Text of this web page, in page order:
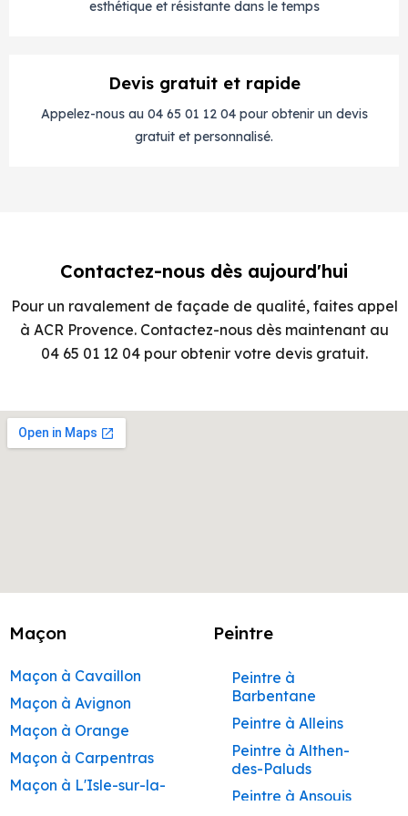
esthétique et résistante dans le temps
Devis gratuit et rapide
Appelez-nous au 04 65 01 12 04 pour obtenir un devis
gratuit et personnalisé.
Contactez-nous dès aujourd'hui
Pour un ravalement de façade de qualité, faites appel
à ACR Provence. Contactez-nous dès maintenant au
04 65 01 12 04 pour obtenir votre devis gratuit.
Maçon
Maçon à Cavaillon
Maçon à Avignon
Maçon à Orange
Maçon à Carpentras
Maçon à L'Isle-sur-la-
Peintre
Peintre à
Barbentane
Peintre à Alleins
Peintre à Althen-
des-Paluds
Peintre à Ansouis